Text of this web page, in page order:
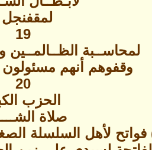
19
لمحاســبة الظــالمــين
وقفوهم أنهم
20
الحزب
صلاة
فواتح لأهل السلسلة